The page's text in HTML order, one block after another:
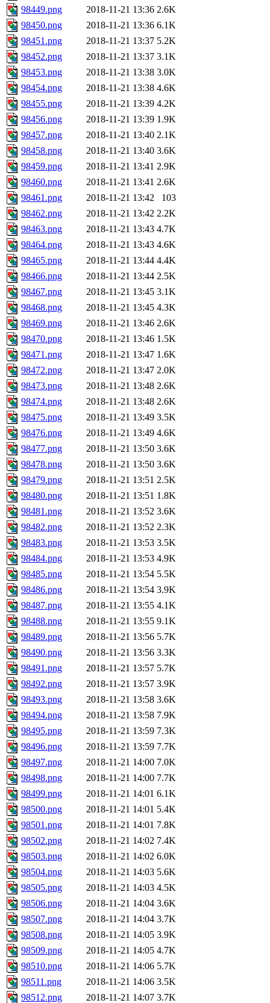
98449.png
2018-11-21 13:36 2.6K
98450.png
2018-11-21 13:36 6.1K
98451.png
2018-11-21 13:37 5.2K
98452.png
2018-11-21 13:37 3.1K
98453.png
2018-11-21 13:38 3.0K
98454.png
2018-11-21 13:38 4.6K
98455.png
2018-11-21 13:39 4.2K
98456.png
2018-11-21 13:39 1.9K
98457.png
2018-11-21 13:40 2.1K
98458.png
2018-11-21 13:40 3.6K
98459.png
2018-11-21 13:41 2.9K
98460.png
2018-11-21 13:41 2.6K
98461.png
2018-11-21 13:42
103
98462.png
2018-11-21 13:42 2.2K
98463.png
2018-11-21 13:43 4.7K
98464.png
2018-11-21 13:43 4.6K
98465.png
2018-11-21 13:44 4.4K
98466.png
2018-11-21 13:44 2.5K
98467.png
2018-11-21 13:45 3.1K
98468.png
2018-11-21 13:45 4.3K
98469.png
2018-11-21 13:46 2.6K
98470.png
2018-11-21 13:46 1.5K
98471.png
2018-11-21 13:47 1.6K
98472.png
2018-11-21 13:47 2.0K
98473.png
2018-11-21 13:48 2.6K
98474.png
2018-11-21 13:48 2.6K
98475.png
2018-11-21 13:49 3.5K
98476.png
2018-11-21 13:49 4.6K
98477.png
2018-11-21 13:50 3.6K
98478.png
2018-11-21 13:50 3.6K
98479.png
2018-11-21 13:51 2.5K
98480.png
2018-11-21 13:51 1.8K
98481.png
2018-11-21 13:52 3.6K
98482.png
2018-11-21 13:52 2.3K
98483.png
2018-11-21 13:53 3.5K
98484.png
2018-11-21 13:53 4.9K
98485.png
2018-11-21 13:54 5.5K
98486.png
2018-11-21 13:54 3.9K
98487.png
2018-11-21 13:55 4.1K
98488.png
2018-11-21 13:55 9.1K
98489.png
2018-11-21 13:56 5.7K
98490.png
2018-11-21 13:56 3.3K
98491.png
2018-11-21 13:57 5.7K
98492.png
2018-11-21 13:57 3.9K
98493.png
2018-11-21 13:58 3.6K
98494.png
2018-11-21 13:58 7.9K
98495.png
2018-11-21 13:59 7.3K
98496.png
2018-11-21 13:59 7.7K
98497.png
2018-11-21 14:00 7.0K
98498.png
2018-11-21 14:00 7.7K
98499.png
2018-11-21 14:01 6.1K
98500.png
2018-11-21 14:01 5.4K
98501.png
2018-11-21 14:01 7.8K
98502.png
2018-11-21 14:02 7.4K
98503.png
2018-11-21 14:02 6.0K
98504.png
2018-11-21 14:03 5.6K
98505.png
2018-11-21 14:03 4.5K
98506.png
2018-11-21 14:04 3.6K
98507.png
2018-11-21 14:04 3.7K
98508.png
2018-11-21 14:05 3.9K
98509.png
2018-11-21 14:05 4.7K
98510.png
2018-11-21 14:06 5.7K
98511.png
2018-11-21 14:06 3.5K
98512.png
2018-11-21 14:07 3.7K